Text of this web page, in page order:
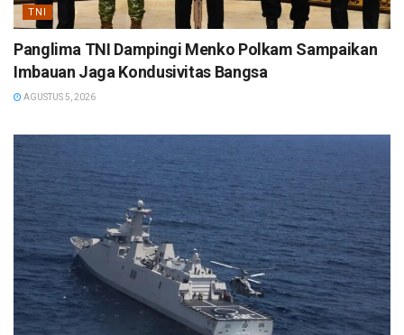
TNI
Panglima TNI Dampingi Menko Polkam Sampaikan
Imbauan Jaga Kondusivitas Bangsa
AGUSTUS 5, 2026